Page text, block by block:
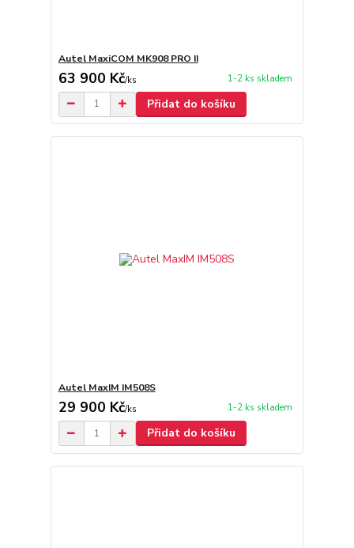
Autel MaxiCOM MK908 PRO II
63 900 Kč/ks 1-2 ks skladem
Přidat do košíku
Autel MaxIM IM508S
29 900 Kč/ks 1-2 ks skladem
Přidat do košíku